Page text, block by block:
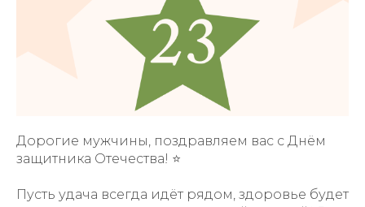
Дорогие мужчины, поздравляем вас с Днём
защитника Отечества! ⭐️
Пусть удача всегда идёт рядом, здоровье будет